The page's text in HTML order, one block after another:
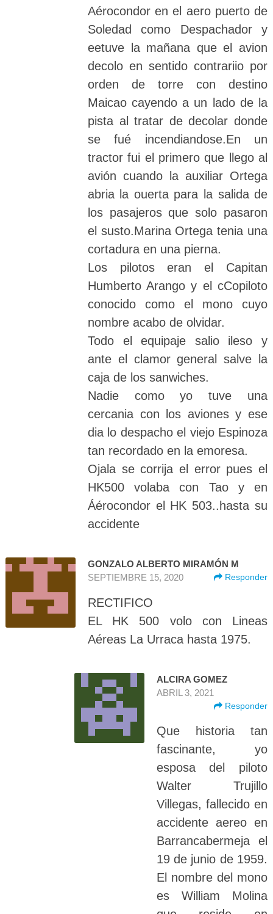
Aérocondor en el aero puerto de
Soledad como Despachador y
eetuve la mañana que el avion
decolo en sentido contrariio por
orden de torre con destino
Maicao cayendo a un lado de la
pista al tratar de decolar donde
se fué incendiandose.En un
tractor fui el primero que llego al
avión cuando la auxiliar Ortega
abria la ouerta para la salida de
los pasajeros que solo pasaron
el susto.Marina Ortega tenia una
cortadura en una pierna.
Los pilotos eran el Capitan
Humberto Arango y el cCopiloto
conocido como el mono cuyo
nombre acabo de olvidar.
Todo el equipaje salio ileso y
ante el clamor general salve la
caja de los sanwiches.
Nadie como yo tuve una
cercania con los aviones y ese
dia lo despacho el viejo Espinoza
tan recordado en la emoresa.
Ojala se corrija el error pues el
HK500 volaba con Tao y en
Áérocondor el HK 503..hasta su
accidente
GONZALO ALBERTO MIRAMÓN M
SEPTIEMBRE 15, 2020
Responder
RECTIFICO
EL HK 500 volo con Lineas
Aéreas La Urraca hasta 1975.
ALCIRA GOMEZ
ABRIL 3, 2021
Responder
Que historia tan
fascinante, yo
esposa del piloto
Walter Trujillo
Villegas, fallecido en
accidente aereo en
Barrancabermeja el
19 de junio de 1959.
El nombre del mono
es William Molina